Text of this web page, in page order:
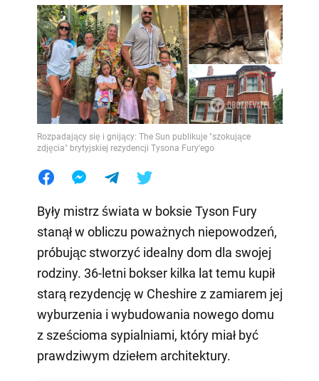
Rozpadający się i gnijący: The Sun publikuje "szokujące
zdjęcia" brytyjskiej rezydencji Tysona Fury'ego
Były mistrz świata w boksie Tyson Fury
stanął w obliczu poważnych niepowodzeń,
próbując stworzyć idealny dom dla swojej
rodziny. 36-letni bokser kilka lat temu kupił
starą rezydencję w Cheshire z zamiarem jej
wyburzenia i wybudowania nowego domu
z sześcioma sypialniami, który miał być
prawdziwym dziełem architektury.